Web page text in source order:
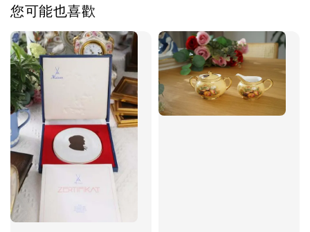
您可能也喜歡